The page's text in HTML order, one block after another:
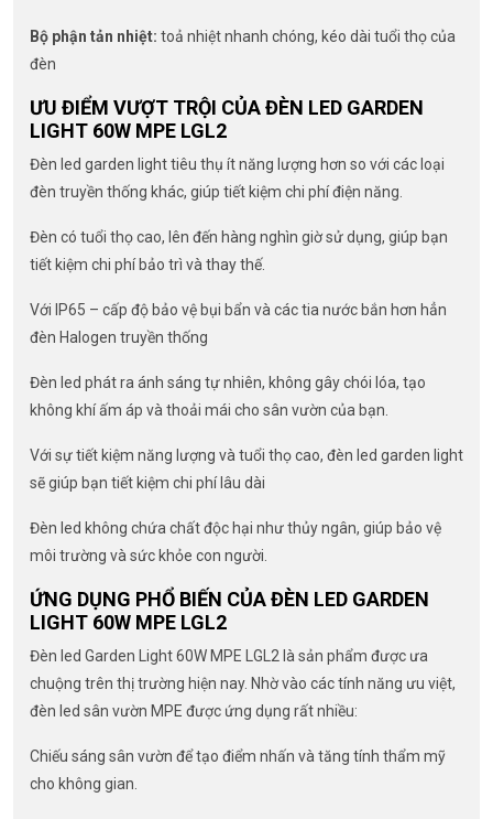
Bộ phận tản nhiệt: toả nhiệt nhanh chóng, kéo dài tuổi thọ của
đèn
ƯU ĐIỂM VƯỢT TRỘI CỦA ĐÈN LED GARDEN
LIGHT 60W MPE LGL2
Đèn led garden light tiêu thụ ít năng lượng hơn so với các loại
đèn truyền thống khác, giúp tiết kiệm chi phí điện năng.
Đèn có tuổi thọ cao, lên đến hàng nghìn giờ sử dụng, giúp bạn
tiết kiệm chi phí bảo trì và thay thế.
Với IP65 – cấp độ bảo vệ bụi bẩn và các tia nước bắn hơn hẳn
đèn Halogen truyền thống
Đèn led phát ra ánh sáng tự nhiên, không gây chói lóa, tạo
không khí ấm áp và thoải mái cho sân vườn của bạn.
Với sự tiết kiệm năng lượng và tuổi thọ cao, đèn led garden light
sẽ giúp bạn tiết kiệm chi phí lâu dài
Đèn led không chứa chất độc hại như thủy ngân, giúp bảo vệ
môi trường và sức khỏe con người.
ỨNG DỤNG PHỔ BIẾN CỦA ĐÈN LED GARDEN
LIGHT 60W MPE LGL2
Đèn led Garden Light 60W MPE LGL2 là sản phẩm được ưa
chuộng trên thị trường hiện nay. Nhờ vào các tính năng ưu việt,
đèn led sân vườn MPE được ứng dụng rất nhiều:
Chiếu sáng sân vườn để tạo điểm nhấn và tăng tính thẩm mỹ
cho không gian.